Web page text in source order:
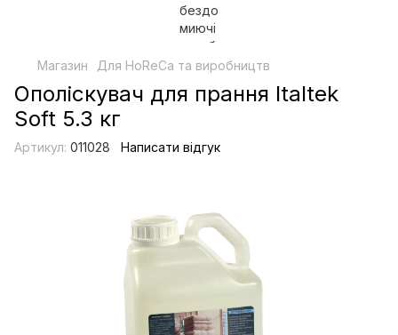
Магазин Для HoReCa та виробництв
Ополіскувач для прання Italtek
Soft 5.3 кг
Артикул: 011028 Написати відгук